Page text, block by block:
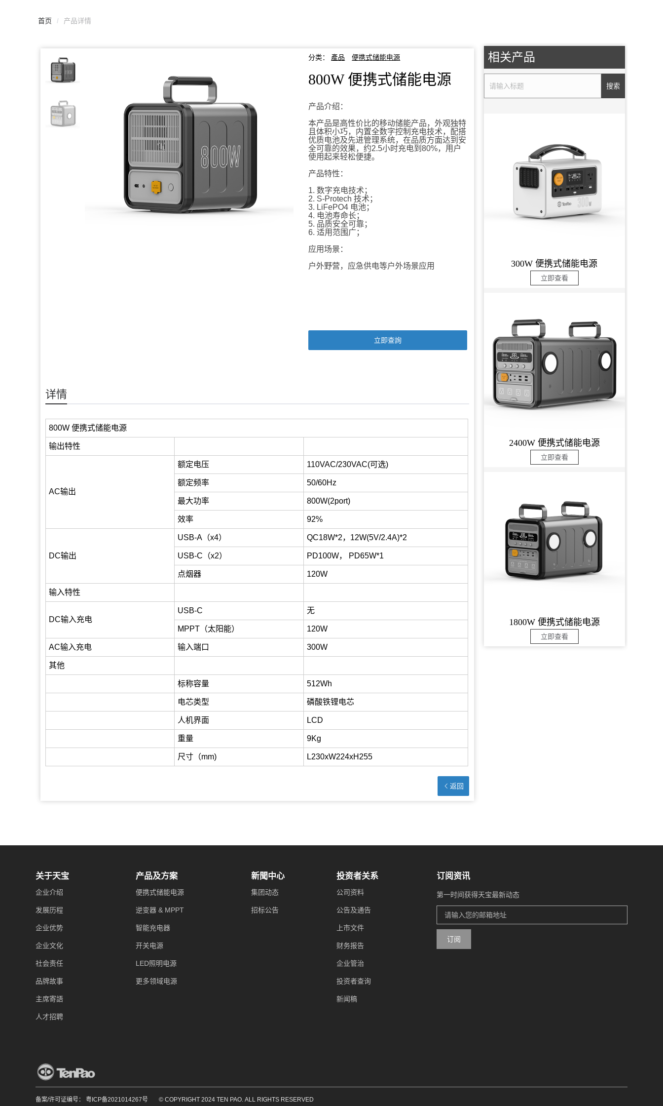
首页 / 产品详情
分类： 產品 便携式储能电源
800W 便携式储能电源
产品介绍：
本产品是高性价比的移动储能产品，外观独特
且体积小巧，内置全数字控制充电技术，配搭
优质电池及先进管理系统，在品质方面达到安
全可靠的效果，约2.5小时充电到80%，用户
使用起来轻松便捷。
产品特性：
1. 数字充电技术；
2. S-Protech 技术；
3. LiFePO4 电池；
4. 电池寿命长；
5. 品质安全可靠；
6. 适用范围广；
应用场景：
户外野营，应急供电等户外场景应用
立即查詢
详情
800W 便携式储能电源
输出特性
AC输出
额定电压 110VAC/230VAC(可选)
额定频率 50/60Hz
最大功率 800W(2port)
效率 92%
DC输出
USB-A（x4） QC18W*2，12W(5V/2.4A)*2
USB-C（x2） PD100W， PD65W*1
点烟器 120W
输入特性
DC输入充电
USB-C 无
MPPT（太阳能） 120W
AC输入充电 输入端口 300W
其他
标称容量 512Wh
电芯类型 磷酸铁锂电芯
人机界面 LCD
重量 9Kg
尺寸（mm) L230xW224xH255
返回
相关产品
搜索
300W 便携式储能电源
立即查看
2400W 便携式储能电源
立即查看
1800W 便携式储能电源
立即查看
关于天宝
企业介绍
发展历程
企业优势
企业文化
社会责任
品牌故事
主席寄語
人才招聘
产品及方案
便携式储能电源
逆变器 & MPPT
智能充电器
开关电源
LED照明电源
更多领域电源
新聞中心
集团动态
招标公告
投资者关系
公司资料
公告及通告
上市文件
财务报告
企业管治
投资者查询
新闻稿
订阅资讯
第一时间获得天宝最新动态
订阅
备案/许可证编号： 粤ICP备2021014267号 © COPYRIGHT 2024 TEN PAO. ALL RIGHTS RESERVED